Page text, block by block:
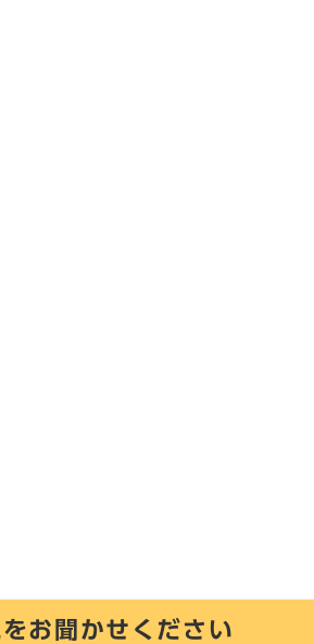
お聞かせください